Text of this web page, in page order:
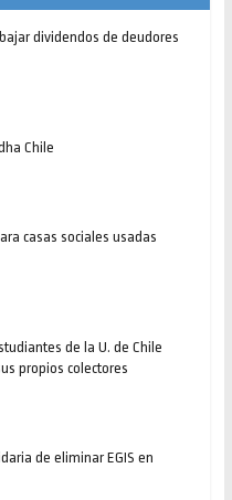
dividendos de deudores
Chile
casas sociales usadas
de la U. de Chile
propios colectores
de eliminar EGIS en